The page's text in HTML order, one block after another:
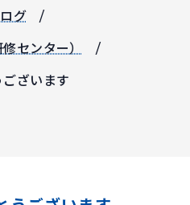
グ
センター）
ざいます